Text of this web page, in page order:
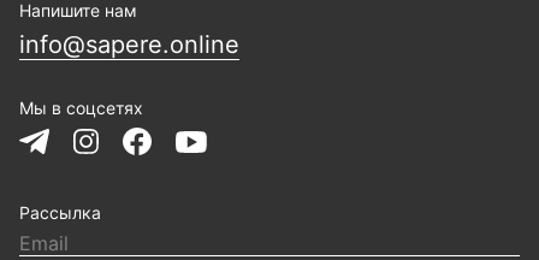
Напишите нам
info@sapere.online
Мы в соцсетях
Рассылка